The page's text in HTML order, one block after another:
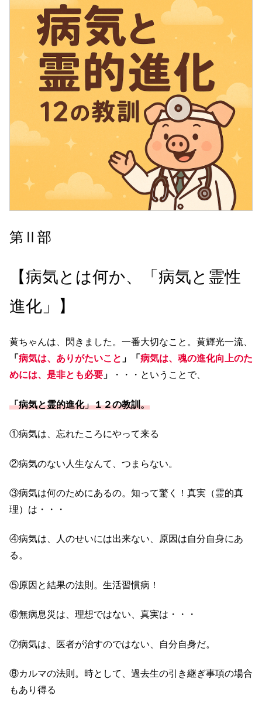
第Ⅱ部
【病気とは何か、「病気と霊性
進化」】
黄ちゃんは、閃きました。一番大切なこと。黄輝光一流、
「 病気は、ありがたいこと 」「 病気は、魂の進化向上のた
めには、是非とも必要 」 ・・・ということで、
「病気と霊的進化」１２の教訓。
①病気は、忘れたころにやって来る
②病気のない人生なんて、つまらない。
③病気は何のためにあるの。知って驚く！真実（霊的真
理）は・・・
④病気は、人のせいには出来ない、原因は自分自身にあ
る。
⑤原因と結果の法則。生活習慣病！
⑥無病息災は、理想ではない、真実は・・・
⑦病気は、医者が治すのではない、自分自身だ。
⑧カルマの法則。時として、過去生の引き継ぎ事項の場合
もあり得る